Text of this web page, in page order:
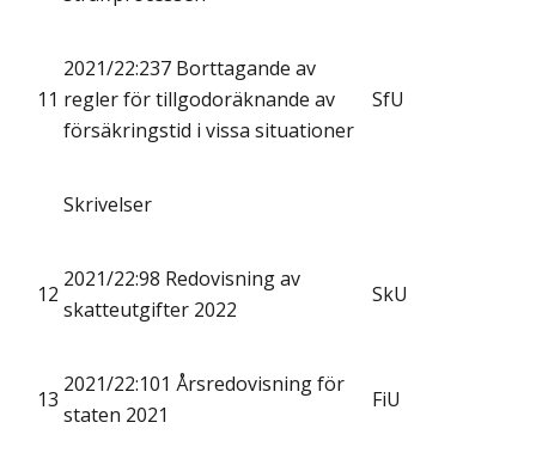
11
2021/22:237 Borttagande av
regler för tillgodoräknande av
försäkringstid i vissa situationer
SfU
Skrivelser
12
2021/22:98 Redovisning av
skatteutgifter 2022
SkU
13
2021/22:101 Årsredovisning för
staten 2021
FiU